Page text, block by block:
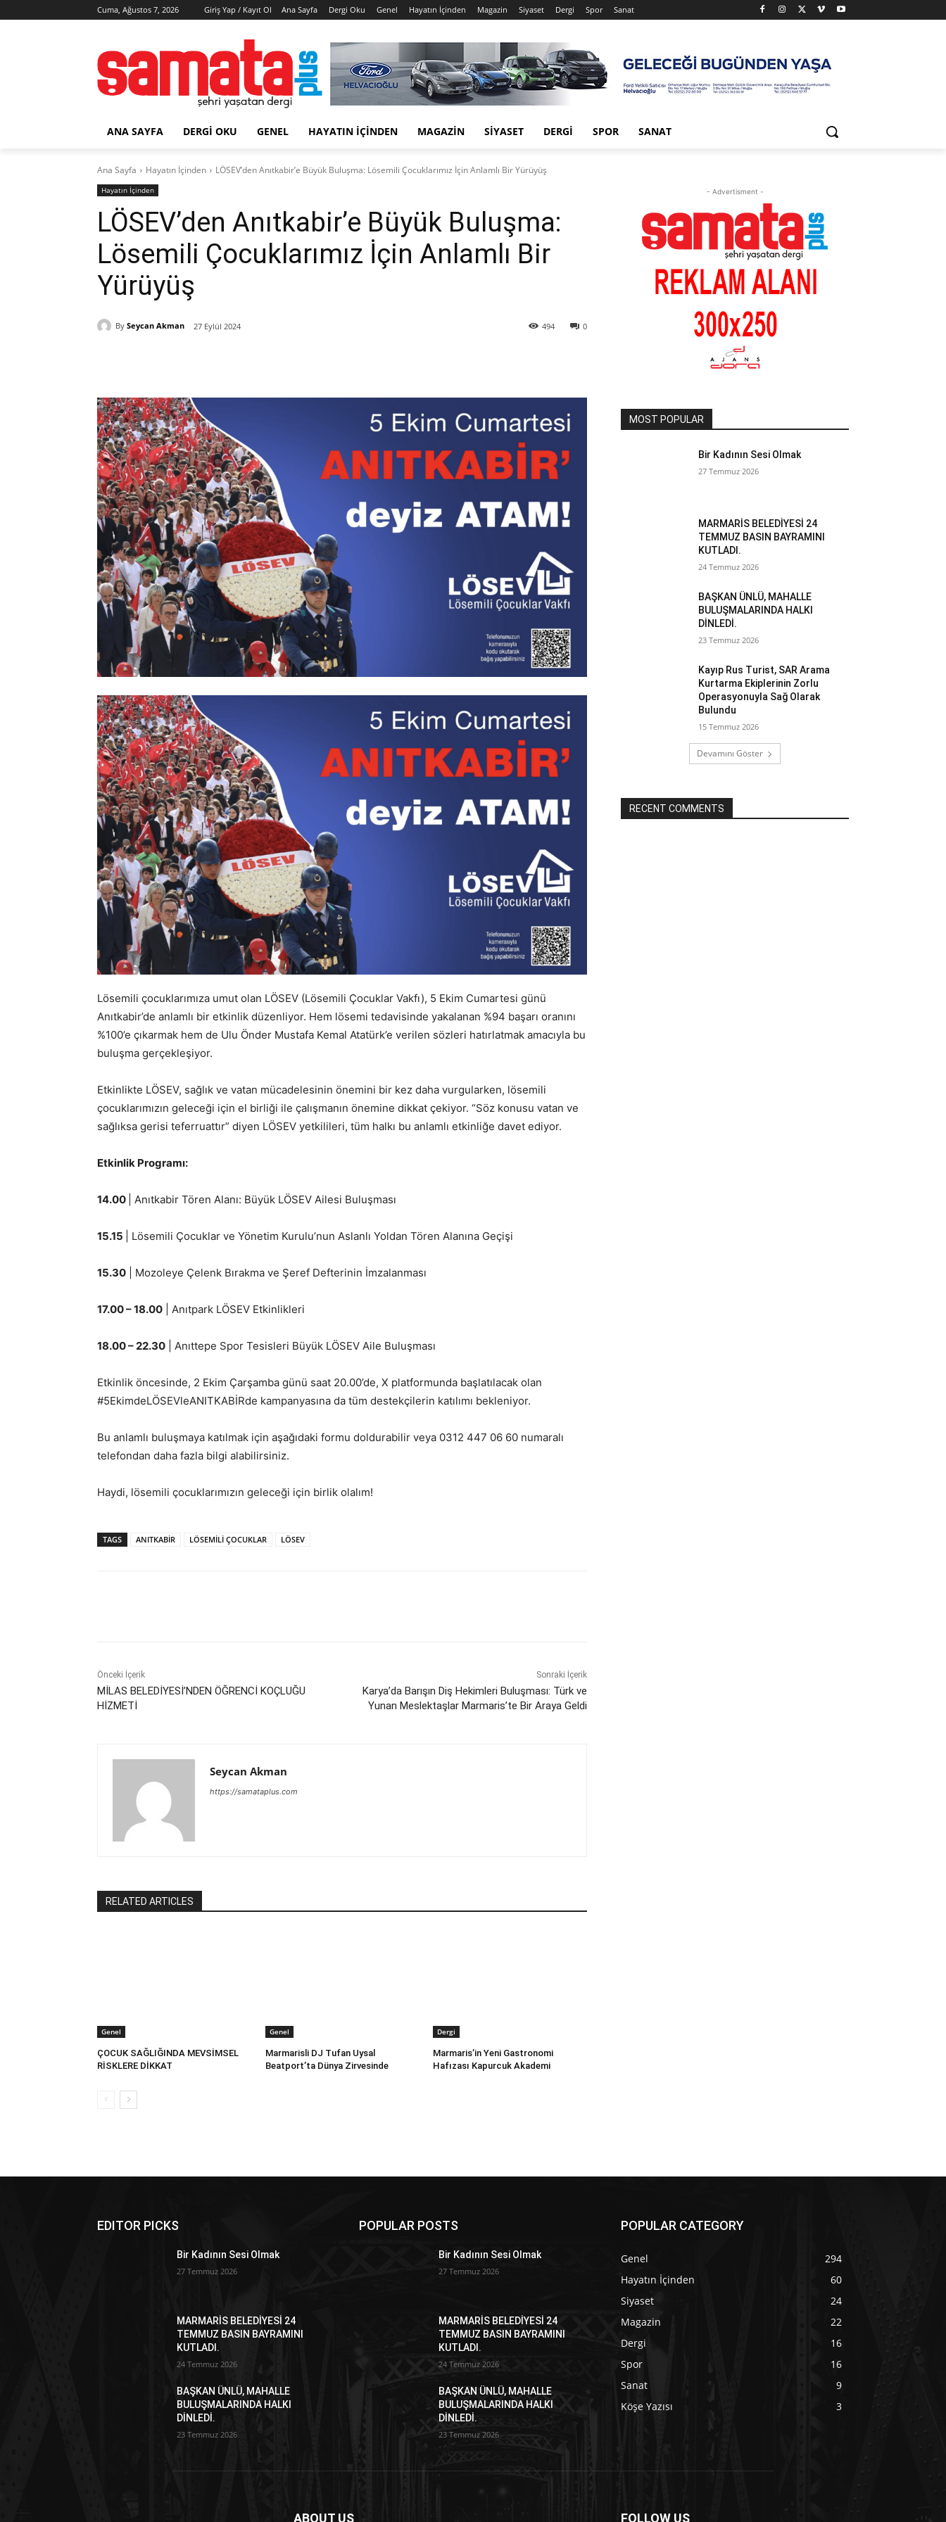
Cuma, Ağustos 7, 2026 Giriş Yap / Kayıt Ol Ana Sayfa Dergi Oku Genel Hayatın İçinden Magazin Siyaset Dergi Spor Sanat
ANA SAYFA DERGI OKU GENEL HAYATIN İÇINDEN MAGAZIN SIYASET DERGI SPOR SANAT
Ana Sayfa Hayatın İçinden LÖSEV’den Anıtkabir’e Büyük Buluşma: Lösemili Çocuklarımız İçin Anlamlı Bir Yürüyüş
Hayatın İçinden
LÖSEV’den Anıtkabir’e Büyük Buluşma:
Lösemili Çocuklarımız İçin Anlamlı Bir
Yürüyüş
By Seycan Akman 27 Eylül 2024 0
494
Lösemili çocuklarımıza umut olan LÖSEV (Lösemili Çocuklar Vakfı), 5 Ekim Cumartesi günü
Anıtkabir’de anlamlı bir etkinlik düzenliyor. Hem lösemi tedavisinde yakalanan %94 başarı oranını
%100’e çıkarmak hem de Ulu Önder Mustafa Kemal Atatürk’e verilen sözleri hatırlatmak amacıyla bu
buluşma gerçekleşiyor.
Etkinlikte LÖSEV, sağlık ve vatan mücadelesinin önemini bir kez daha vurgularken, lösemili
çocuklarımızın geleceği için el birliği ile çalışmanın önemine dikkat çekiyor. “Söz konusu vatan ve
sağlıksa gerisi teferruattır” diyen LÖSEV yetkilileri, tüm halkı bu anlamlı etkinliğe davet ediyor.
Etkinlik Programı:
14.00 | Anıtkabir Tören Alanı: Büyük LÖSEV Ailesi Buluşması
15.15 | Lösemili Çocuklar ve Yönetim Kurulu’nun Aslanlı Yoldan Tören Alanına Geçişi
15.30 | Mozoleye Çelenk Bırakma ve Şeref Defterinin İmzalanması
17.00 – 18.00 | Anıtpark LÖSEV Etkinlikleri
18.00 – 22.30 | Anıttepe Spor Tesisleri Büyük LÖSEV Aile Buluşması
Etkinlik öncesinde, 2 Ekim Çarşamba günü saat 20.00’de, X platformunda başlatılacak olan
#5EkimdeLÖSEVleANITKABİRde kampanyasına da tüm destekçilerin katılımı bekleniyor.
Bu anlamlı buluşmaya katılmak için aşağıdaki formu doldurabilir veya 0312 447 06 60 numaralı
telefondan daha fazla bilgi alabilirsiniz.
Haydi, lösemili çocuklarımızın geleceği için birlik olalım!
TAGS ANITKABİR LÖSEMİLİ ÇOCUKLAR LÖSEV
Önceki İçerik
MİLAS BELEDİYESİ’NDEN ÖĞRENCİ KOÇLUĞU
HİZMETİ
Sonraki İçerik
Karya’da Barışın Diş Hekimleri Buluşması: Türk ve
Yunan Meslektaşlar Marmaris’te Bir Araya Geldi
Seycan Akman
https://samataplus.com
RELATED ARTICLES
Genel
ÇOCUK SAĞLIĞINDA MEVSİMSEL
RİSKLERE DİKKAT
Genel
Marmarisli DJ Tufan Uysal
Beatport’ta Dünya Zirvesinde
Dergi
Marmaris’in Yeni Gastronomi
Hafızası Kapurcuk Akademi
- Advertisment -
MOST POPULAR
Bir Kadının Sesi Olmak
27 Temmuz 2026
MARMARİS BELEDİYESİ 24
TEMMUZ BASIN BAYRAMINI
KUTLADI.
24 Temmuz 2026
BAŞKAN ÜNLÜ, MAHALLE
BULUŞMALARINDA HALKI
DİNLEDİ.
23 Temmuz 2026
Kayıp Rus Turist, SAR Arama
Kurtarma Ekiplerinin Zorlu
Operasyonuyla Sağ Olarak
Bulundu
15 Temmuz 2026
Devamını Göster
RECENT COMMENTS
EDITOR PICKS
Bir Kadının Sesi Olmak
27 Temmuz 2026
MARMARİS BELEDİYESİ 24
TEMMUZ BASIN BAYRAMINI
KUTLADI.
24 Temmuz 2026
BAŞKAN ÜNLÜ, MAHALLE
BULUŞMALARINDA HALKI
DİNLEDİ.
23 Temmuz 2026
POPULAR POSTS
Bir Kadının Sesi Olmak
27 Temmuz 2026
MARMARİS BELEDİYESİ 24
TEMMUZ BASIN BAYRAMINI
KUTLADI.
24 Temmuz 2026
BAŞKAN ÜNLÜ, MAHALLE
BULUŞMALARINDA HALKI
DİNLEDİ.
23 Temmuz 2026
POPULAR CATEGORY
Genel
294
Hayatın İçinden
60
Siyaset
24
Magazin
22
Dergi
16
Spor
16
Sanat
9
Köşe Yazısı
3
ABOUT US FOLLOW US